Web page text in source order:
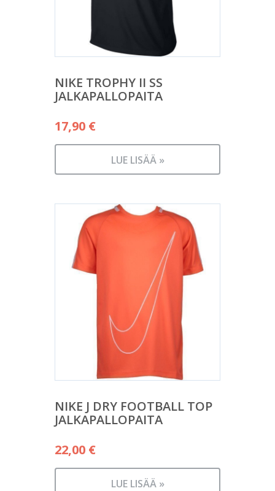
NIKE TROPHY II SS
JALKAPALLOPAITA
17,90 €
LUE LISÄÄ »
NIKE J DRY FOOTBALL TOP
JALKAPALLOPAITA
22,00 €
LUE LISÄÄ »